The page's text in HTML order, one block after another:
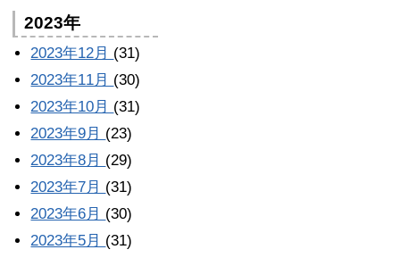
2023年
2023年12月 (31)
2023年11月 (30)
2023年10月 (31)
2023年9月 (23)
2023年8月 (29)
2023年7月 (31)
2023年6月 (30)
2023年5月 (31)